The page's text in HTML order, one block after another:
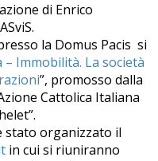
di Enrico
la Domus Pacis si
Immobilità. La società
”, promosso dalla
Cattolica Italiana
stato organizzato il
in cui si riuniranno